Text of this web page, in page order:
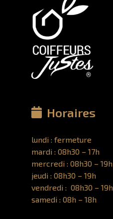
Horaires
lundi : fermeture
mardi : 08h30 – 17h
mercredi : 08h30 – 19h
jeudi : 08h30 – 19h
vendredi : 08h30 – 19h
samedi : 08h – 18h